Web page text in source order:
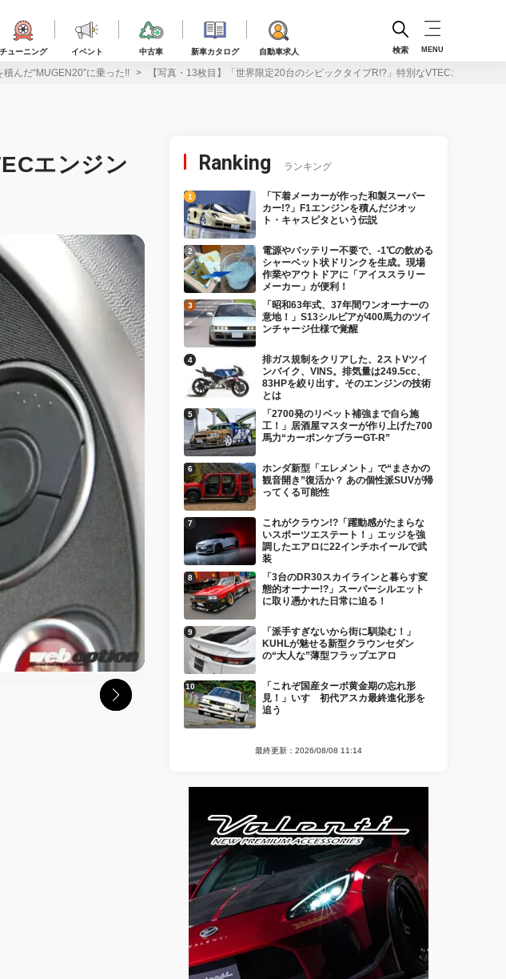
チューニング イベント 中古車 新車カタログ 自動車求人 検索 MENU
んだ“MUGEN20”に乗った!! 【写真・13枚目】「世界限定20台のシビックタイプR!?」特別なVTECエンジンを
エンジン
Ranking ランキング
「下着メーカーが作った和製スーパー
カー!?」F1エンジンを積んだジオッ
ト・キャスピタという伝説
電源やバッテリー不要で、-1℃の飲める
シャーベット状ドリンクを生成。現場
作業やアウトドアに「アイススラリー
メーカー」が便利！
「昭和63年式、37年間ワンオーナーの
意地！」S13シルビアが400馬力のツイ
ンチャージ仕様で覚醒
排ガス規制をクリアした、2ストVツイ
ンバイク、VINS。排気量は249.5cc、
83HPを絞り出す。そのエンジンの技術
とは
「2700発のリベット補強まで自ら施
工！」居酒屋マスターが作り上げた700
馬力“カーボンケブラーGT-R”
ホンダ新型「エレメント」で“まさかの
観音開き”復活か？ あの個性派SUVが帰
ってくる可能性
これがクラウン!?「躍動感がたまらな
いスポーツエステート！」エッジを強
調したエアロに22インチホイールで武
装
「3台のDR30スカイラインと暮らす変
態的オーナー!?」スーパーシルエット
に取り憑かれた日常に迫る！
「派手すぎないから街に馴染む！」
KUHLが魅せる新型クラウンセダン
の“大人な”薄型フラップエアロ
「これぞ国産ターボ黄金期の忘れ形
見！」いすゞ初代アスカ最終進化形を
追う
最終更新：2026/08/08 11:14